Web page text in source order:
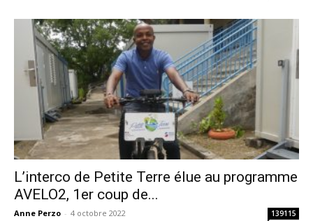
L’interco de Petite Terre élue au programme
AVELO2, 1er coup de...
Anne Perzo - 4 octobre 2022 139115